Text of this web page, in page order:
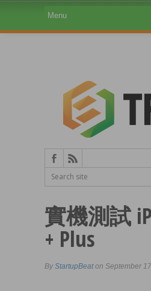
實機測試
+ Plus
By StartupBeaton September